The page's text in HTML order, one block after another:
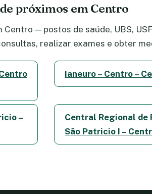
próximos em Centro
Centro — postos de saúde, UBS,
realizar exames e obter
Ianeuro – Centro –
–
Central Regional de
São Patricio I –